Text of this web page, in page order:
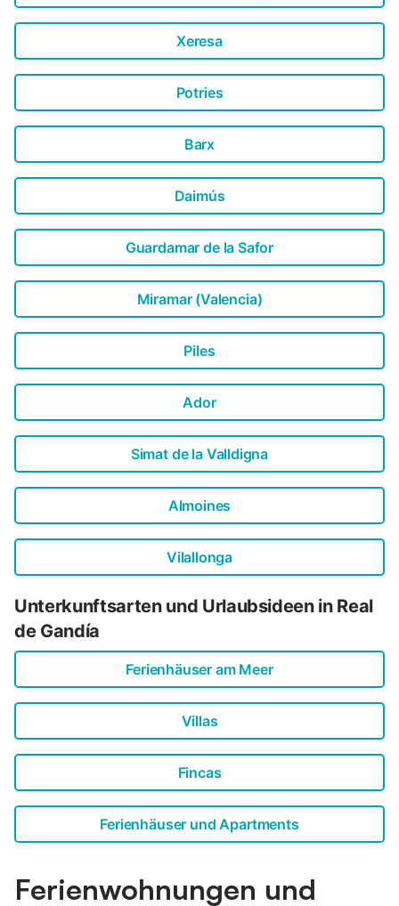
Xeresa
Potries
Barx
Daimús
Guardamar de la Safor
Miramar (Valencia)
Piles
Ador
Simat de la Valldigna
Almoines
Vilallonga
Unterkunftsarten und Urlaubsideen in Real
de Gandía
Ferienhäuser am Meer
Villas
Fincas
Ferienhäuser und Apartments
Ferienwohnungen und